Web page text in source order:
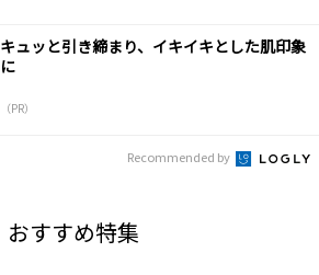
キュッと引き締まり、イキイキとした肌印象
に
（PR）
Recommended by
おすすめ特集